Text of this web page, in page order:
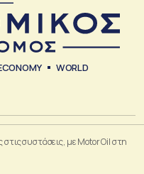
WORLD
συστάσεις, με Motor Oil στη